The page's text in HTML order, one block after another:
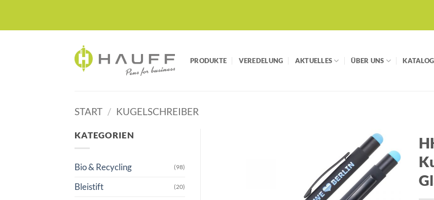
springen
PRODUKTE VEREDELUNG AKTUELLES ÜBER UNS
START / KUGELSCHREIBER
KATEGORIEN
Bio & Recycling (98)
Bleistift (20)
Auf die
Merkliste